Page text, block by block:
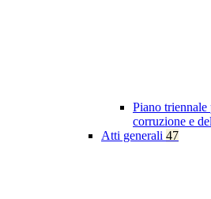
Piano triennale
corruzione e
Atti generali 47